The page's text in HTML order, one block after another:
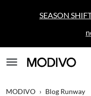
SEASON
MODIVO › Blog Runway